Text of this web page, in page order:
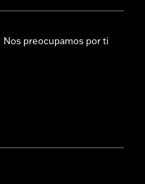
Nos preocupamos por ti